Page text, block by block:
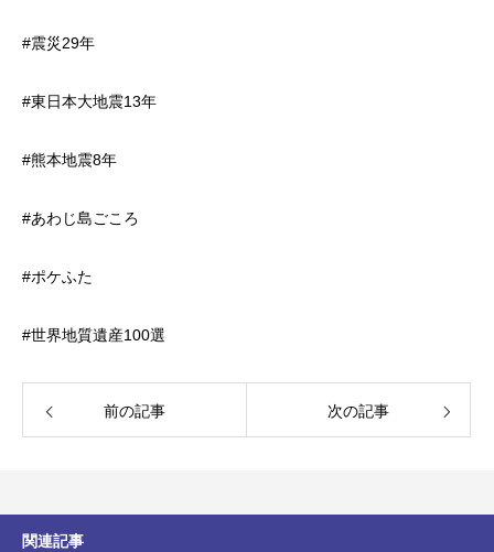
#震災29年
#東日本大地震13年
#熊本地震8年
#あわじ島ごころ
#ポケふた
#世界地質遺産100選
前の記事 次の記事
関連記事